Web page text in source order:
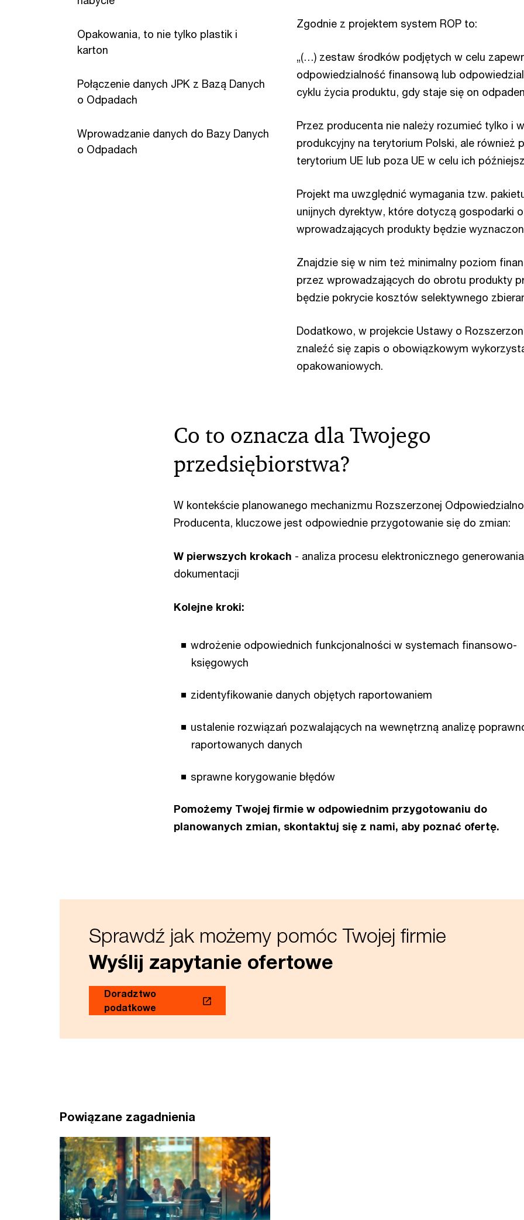
Opakowania, to nie tylko plastik i
karton
Połączenie danych JPK z Bazą Danych
o Odpadach
Wprowadzanie danych do Bazy Danych
o Odpadach
Zgodnie z projektem system ROP to:
„(…) zestaw środków podjętych w celu
odpowiedzialność finansową lub
cyklu życia produktu, gdy staje się on
Przez producenta nie należy rozumieć tylko i
produkcyjny na terytorium Polski, ale również
terytorium UE lub poza UE w celu ich
Projekt ma uwzględnić wymagania tzw.
unijnych dyrektyw, które dotyczą gospodarki
wprowadzających produkty będzie
Znajdzie się w nim też minimalny poziom
przez wprowadzających do obrotu produkty
będzie pokrycie kosztów selektywnego
Dodatkowo, w projekcie Ustawy o
znaleźć się zapis o obowiązkowym
opakowaniowych.
Co to oznacza dla Twojego
przedsiębiorstwa?
W kontekście planowanego mechanizmu Rozszerzonej
Producenta, kluczowe jest odpowiednie przygotowanie się do zmian:
W pierwszych krokach - analiza procesu elektronicznego generowania
dokumentacji
Kolejne kroki:
wdrożenie odpowiednich funkcjonalności w systemach finansowo-
księgowych
zidentyfikowanie danych objętych raportowaniem
ustalenie rozwiązań pozwalających na wewnętrzną analizę
raportowanych danych
sprawne korygowanie błędów
Pomożemy Twojej firmie w odpowiednim przygotowaniu do
planowanych zmian, skontaktuj się z nami, aby poznać ofertę.
Sprawdź jak możemy pomóc Twojej firmie
Wyślij zapytanie ofertowe
Doradztwo
podatkowe
Powiązane zagadnienia